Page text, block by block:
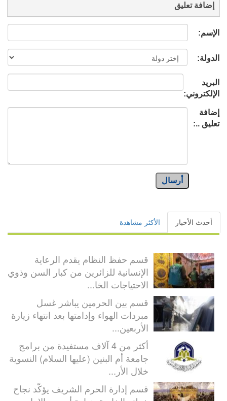
إضافة تعليق
الإسم:
الدولة:
البريد
الإلكتروني:
إضافة
تعليق ..:
أرسال
أحدث الأخبار الأكثر مشاهدة
قسم حفظ النظام يقدم الرعاية
الإنسانية للزائرين من كبار السن وذوي
الاحتياجات الخا...
قسم بين الحرمين يباشر غسل
مبردات الهواء وإدامتها بعد انتهاء زيارة
الأربعين...
أكثر من 4 آلاف مستفيدة من برامج
جامعة أم البنين (عليها السلام) النسوية
خلال الأر...
قسم إدارة الحرم الشريف يؤكّد نجاح